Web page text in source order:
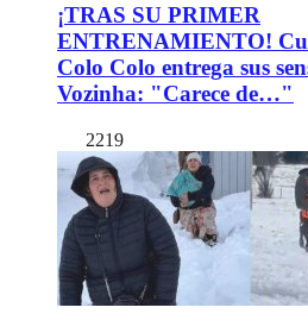
¡TRAS SU PRIMER
ENTRENAMIENTO!
Colo Colo entrega sus
Vozinha: "Carece de…"
2219